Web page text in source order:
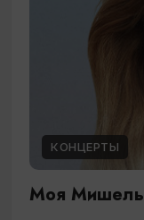
КОНЦЕРТЫ
Моя Мишель